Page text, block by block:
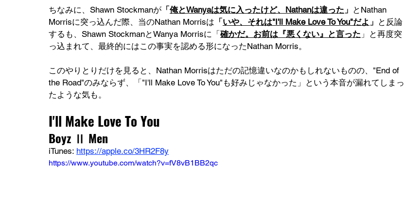
ちなみに、Shawn Stockmanが 「 俺とWanyaは気に入ったけど、Nathanは違った 」 とNathan
Morrisに突っ込んだ際、当のNathan Morrisは 「 いや、それは"I'll Make Love To You"だよ 」 と反論
するも、Shawn StockmanとWanya Morrisに「 確かだ。お前は『悪くない』と言った 」と再度突
っ込まれて、最終的にはこの事実を認める形になったNathan Morris。
このやりとりだけを見ると、Nathan Morrisはただの記憶違いなのかもしれないものの、"End of
the Road"のみならず、「"I'll Make Love To You"も好みじゃなかった」という本音が漏れてしまっ
たような気も。
I'll Make Love To You
Boyz Ⅱ Men
iTunes: https://apple.co/3HR2F8y
https://www.youtube.com/watch?v=fV8vB1BB2qc